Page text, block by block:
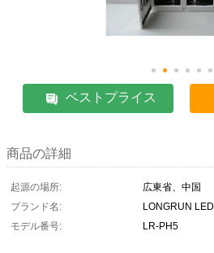
ベストプライス
商品の詳細
起源の場所:
広東省、中国
ブランド名:
LONGRUN LED
モデル番号:
LR-PH5